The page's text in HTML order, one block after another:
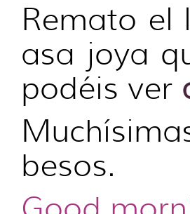
Remato el
asa joya
podéis ver
besos.